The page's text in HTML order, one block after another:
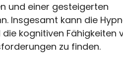
und einer gesteigerten
Insgesamt kann die
kognitiven Fähigkeiten
zu finden.